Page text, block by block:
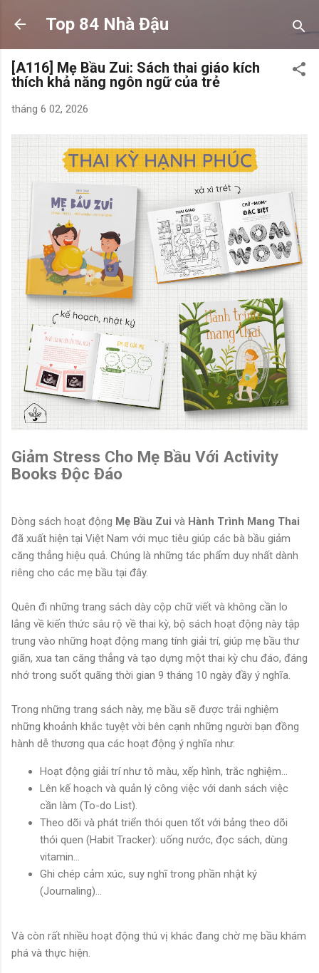
Chuyển đến nội dung chính
Top 84 Nhà Đậu
[A116] Mẹ Bầu Zui: Sách thai giáo kích
thích khả năng ngôn ngữ của trẻ
tháng 6 02, 2026
Giảm Stress Cho Mẹ Bầu Với Activity
Books Độc Đáo
Dòng sách hoạt động Mẹ Bầu Zui và Hành Trình Mang Thai
đã xuất hiện tại Việt Nam với mục tiêu giúp các bà bầu giảm
căng thẳng hiệu quả. Chúng là những tác phẩm duy nhất dành
riêng cho các mẹ bầu tại đây.
Quên đi những trang sách dày cộp chữ viết và không cần lo
lắng về kiến thức sâu rộ về thai kỳ, bộ sách hoạt động này tập
trung vào những hoạt động mang tính giải trí, giúp mẹ bầu thư
giãn, xua tan căng thẳng và tạo dựng một thai kỳ chu đáo, đáng
nhớ trong suốt quãng thời gian 9 tháng 10 ngày đầy ý nghĩa.
Trong những trang sách này, mẹ bầu sẽ được trải nghiệm
những khoảnh khắc tuyệt vời bên cạnh những người bạn đồng
hành dễ thương qua các hoạt động ý nghĩa như:
Hoạt động giải trí như tô màu, xếp hình, trắc nghiệm...
Lên kế hoạch và quản lý công việc với danh sách việc
cần làm (To-do List).
Theo dõi và phát triển thói quen tốt với bảng theo dõi
thói quen (Habit Tracker): uống nước, đọc sách, dùng
vitamin...
Ghi chép cảm xúc, suy nghĩ trong phần nhật ký
(Journaling)...
Và còn rất nhiều hoạt động thú vị khác đang chờ mẹ bầu khám
phá và thực hiện.